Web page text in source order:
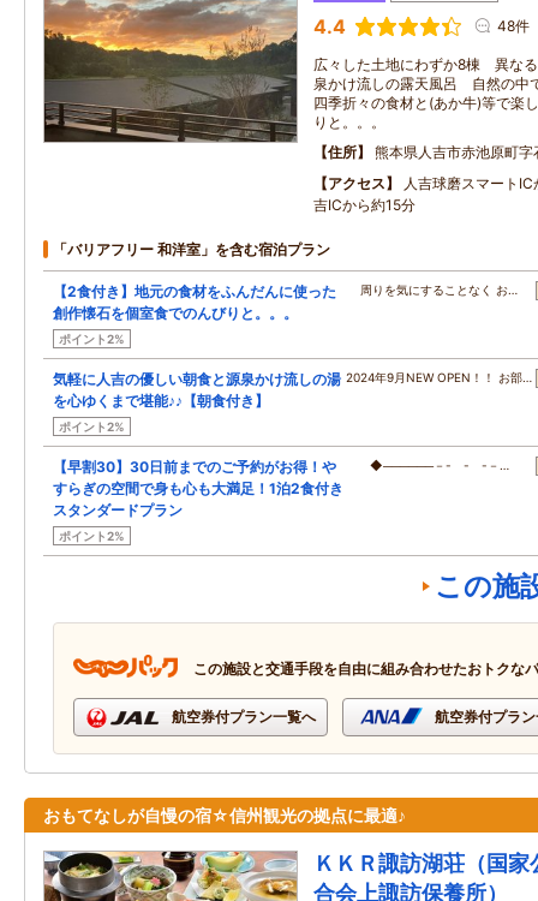
4.4 48件
広々した土地にわずか8棟 異な
泉かけ流しの露天風呂 自然の中
四季折々の食材と(あか牛)等で楽
りと。。。
住所
熊本県人吉市赤池原町
アクセス
人吉球磨スマート
吉ICから約15分
「バリアフリー 和洋室」を含む宿泊プラン
【2食付き】地元の食材をふんだんに使った
創作懐石を個室食でのんびりと。。。
ポイント2%
周りを気にすることなく お…
気軽に人吉の優しい朝食と源泉かけ流しの湯
を心ゆくまで堪能♪♪【朝食付き】
ポイント2%
2024年9月NEW OPEN！！ お部…
【早割30】30日前までのご予約がお得！や
すらぎの空間で身も心も大満足！1泊2食付き
スタンダードプラン
ポイント2%
◆──────－- - -－…
この施
この施設と交通手段を自由に組み合わせたおトクな
航空券付プラン一覧へ 航空券付プラ
おもてなしが自慢の宿☆信州観光の拠点に最適♪
ＫＫＲ諏訪湖荘（国
合会上諏訪保養所）